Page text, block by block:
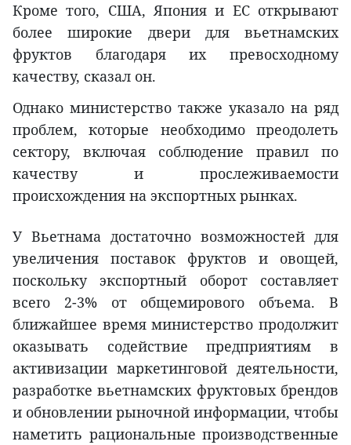
Кроме того, США, Япония и ЕС открывают
более широкие двери для вьетнамских
фруктов благодаря их превосходному
качеству, сказал он.
Однако министерство также указало на ряд
проблем, которые необходимо преодолеть
сектору, включая соблюдение правил по
качеству и прослеживаемости
происхождения на экспортных рынках.
У Вьетнама достаточно возможностей для
увеличения поставок фруктов и овощей,
поскольку экспортный оборот составляет
всего 2-3% от общемирового объема. В
ближайшее время министерство продолжит
оказывать содействие предприятиям в
активизации маркетинговой деятельности,
разработке вьетнамских фруктовых брендов
и обновлении рыночной информации, чтобы
наметить рациональные производственные